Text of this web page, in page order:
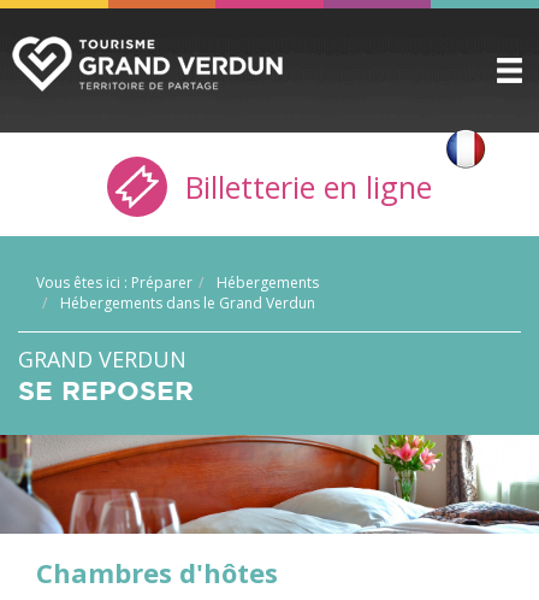
DÉCOUVRIR
A VOIR / A FAIRE
INFOS PRATIQUES
SERVICE GROUPES
ESPACE PRO
CITADELLE
BILLETTERIE
Billetterie en ligne
Vous êtes ici : Préparer
Hébergements
Hébergements dans le Grand Verdun
GRAND VERDUN
SE REPOSER
Chambres d'hôtes